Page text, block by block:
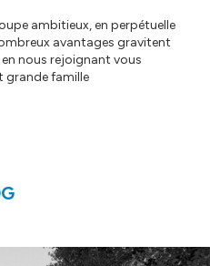
ambitieux, en perpétuelle
avantages gravitent
nous rejoignant vous
grande famille